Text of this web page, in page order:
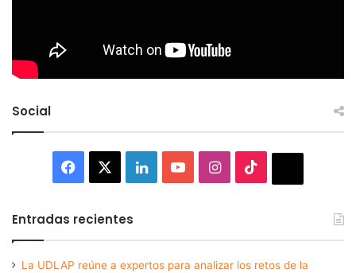
Social
Facebook LinkedInYouTubeInstagram
Entradas recientes
La UDLAP reúne a expertos para analizar los retos de la